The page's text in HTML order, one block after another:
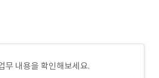
무 내용을 확인해보세요.